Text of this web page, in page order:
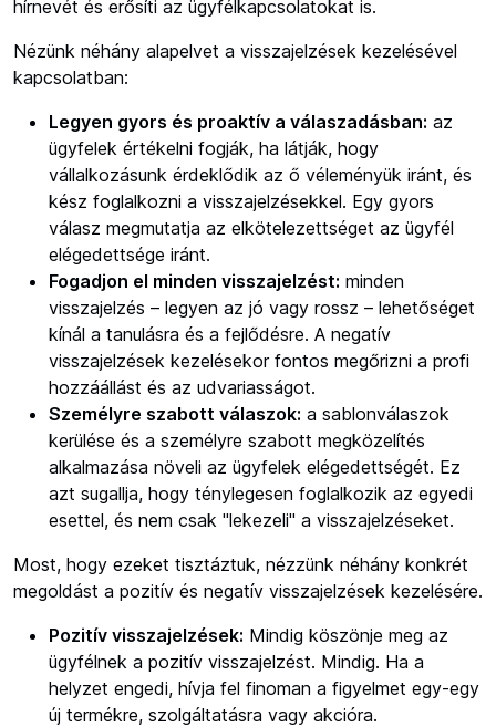
hírnevét és erősíti az ügyfélkapcsolatokat is.
Nézünk néhány alapelvet a visszajelzések kezelésével
kapcsolatban:
Legyen gyors és proaktív a válaszadásban: az
ügyfelek értékelni fogják, ha látják, hogy
vállalkozásunk érdeklődik az ő véleményük iránt, és
kész foglalkozni a visszajelzésekkel. Egy gyors
válasz megmutatja az elkötelezettséget az ügyfél
elégedettsége iránt.
Fogadjon el minden visszajelzést: minden
visszajelzés – legyen az jó vagy rossz – lehetőséget
kínál a tanulásra és a fejlődésre. A negatív
visszajelzések kezelésekor fontos megőrizni a profi
hozzáállást és az udvariasságot.
Személyre szabott válaszok: a sablonválaszok
kerülése és a személyre szabott megközelítés
alkalmazása növeli az ügyfelek elégedettségét. Ez
azt sugallja, hogy ténylegesen foglalkozik az egyedi
esettel, és nem csak "lekezeli" a visszajelzéseket.
Most, hogy ezeket tisztáztuk, nézzünk néhány konkrét
megoldást a pozitív és negatív visszajelzések kezelésére.
Pozitív visszajelzések: Mindig köszönje meg az
ügyfélnek a pozitív visszajelzést. Mindig. Ha a
helyzet engedi, hívja fel finoman a figyelmet egy-egy
új termékre, szolgáltatásra vagy akcióra.